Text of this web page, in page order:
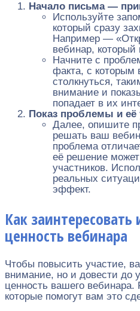
Начало письма —
Используйте
который сразу
Например —
вебинар,
Начните с
факта, с которым
столкнуться,
внимание и
попадает в их
Показ проблемы и её
Далее, опишите
решать ваш
проблема
её решение
участников.
реальных
эффект.
Как заинтересовать
ценность вебинара
Чтобы повысить участие,
внимание, но и довести до
ценность вашего
которые помогут вам это